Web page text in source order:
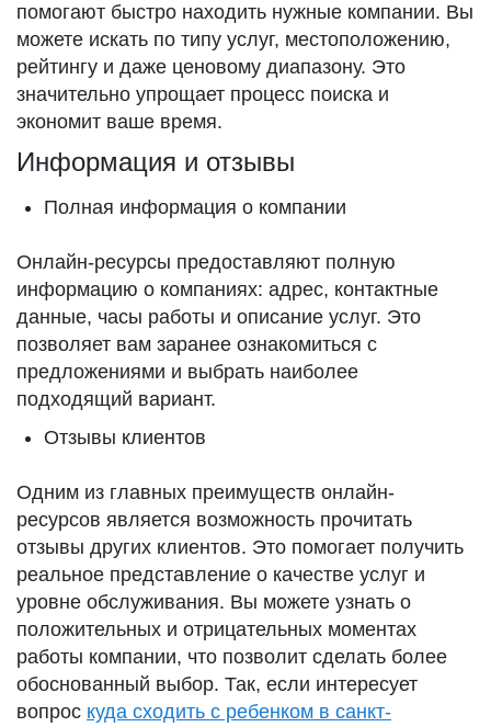
помогают быстро находить нужные компании. Вы
можете искать по типу услуг, местоположению,
рейтингу и даже ценовому диапазону. Это
значительно упрощает процесс поиска и
экономит ваше время.
Информация и отзывы
Полная информация о компании
Онлайн-ресурсы предоставляют полную
информацию о компаниях: адрес, контактные
данные, часы работы и описание услуг. Это
позволяет вам заранее ознакомиться с
предложениями и выбрать наиболее
подходящий вариант.
Отзывы клиентов
Одним из главных преимуществ онлайн-
ресурсов является возможность прочитать
отзывы других клиентов. Это помогает получить
реальное представление о качестве услуг и
уровне обслуживания. Вы можете узнать о
положительных и отрицательных моментах
работы компании, что позволит сделать более
обоснованный выбор. Так, если интересует
вопрос куда сходить с ребенком в санкт-